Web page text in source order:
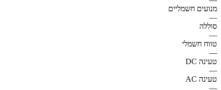
מנועים חשמליים
—
סוללה
—
טווח חשמלי
—
טעינה DC
—
טעינה AC
—